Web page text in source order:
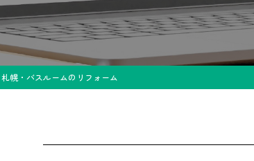
札幌・バスルームのリフォーム